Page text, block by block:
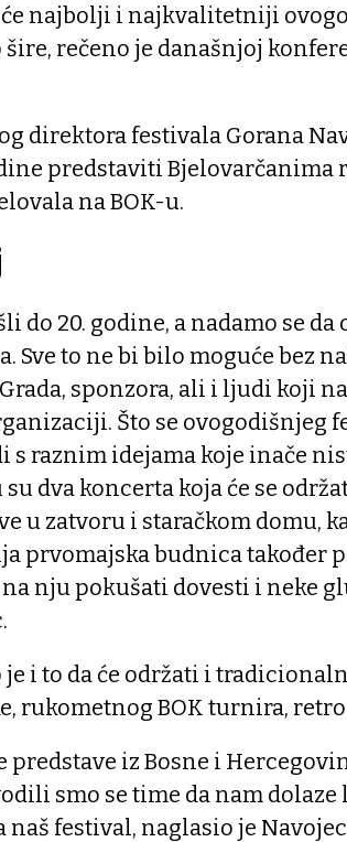
će najbolji i najkvalitetniji
rečeno je današnjoj
direktora festivala Gorana
predstaviti Bjelovarčanima
na BOK-u.
do 20. godine, a nadamo se da
Sve to ne bi bilo moguće bez
sponzora, ali i ljudi koji
Što se ovogodišnjeg
raznim idejama koje inače
dva koncerta koja će se
u zatvoru i staračkom domu,
prvomajska budnica također
nju pokušati dovesti i neke
i to da će održati i
rukometnog BOK turnira,
predstave iz Bosne i
smo se time da nam dolaze
festival, naglasio je